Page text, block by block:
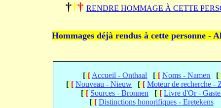
††† RENDRE HOMMAGE À CETTE
Hommages déjà rendus à cette personne -
[[[ Accueil - Onthaal [[[ Noms - Namen [[
[[[ Nouveau - Nieuw [[[ Moteur de recherche -
[[[ Sources - Bronnen [[[ Livre d'Or -
[[[ Distinctions honorifiques - Eretekens